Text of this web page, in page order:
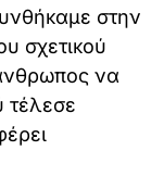
στην
σχετικού
να
τέλεσε